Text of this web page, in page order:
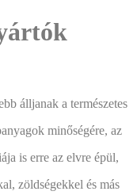
álljanak a természetes
minőségére, az
is erre az elvre épül,
zöldségekkel és más